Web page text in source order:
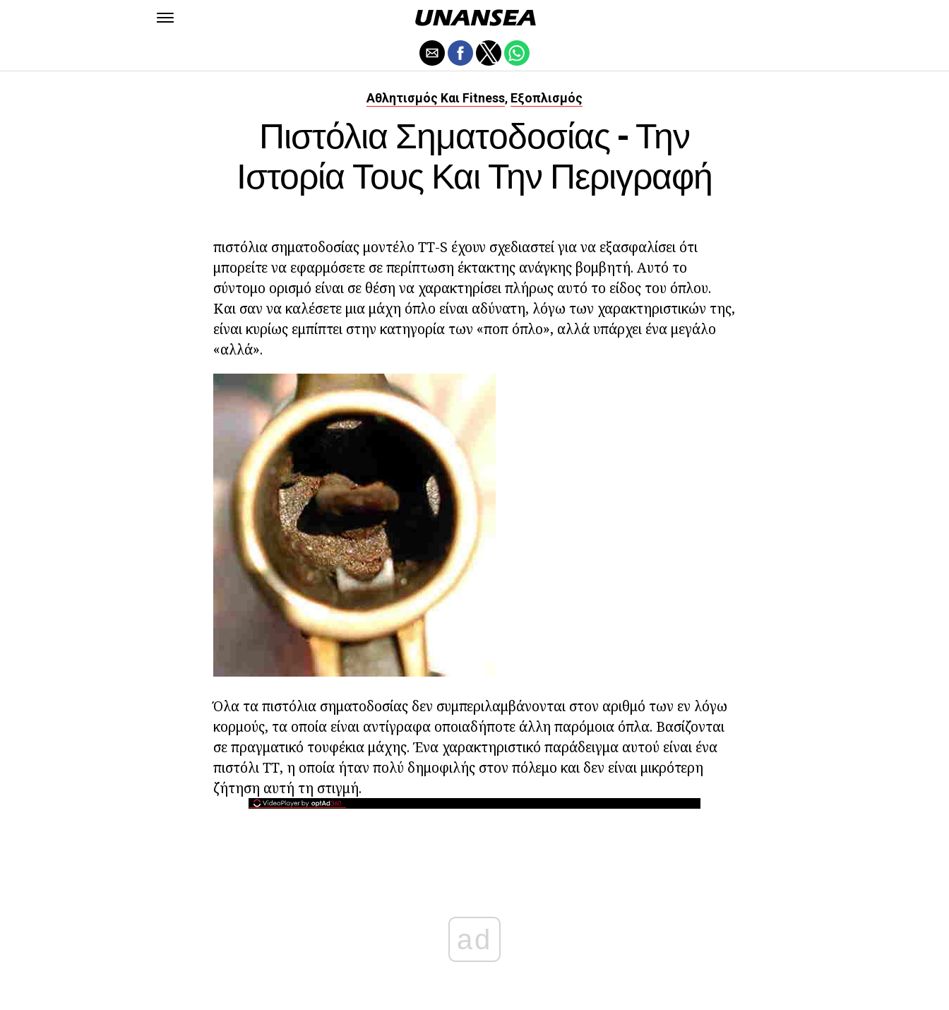
Αθλητισμός Και Fitness, Εξοπλισμός
Πιστόλια Σηματοδοσίας - Την
Ιστορία Τους Και Την Περιγραφή
πιστόλια σηματοδοσίας μοντέλο TT-S έχουν σχεδιαστεί για να εξασφαλίσει ότι
μπορείτε να εφαρμόσετε σε περίπτωση έκτακτης ανάγκης βομβητή. Αυτό το
σύντομο ορισμό είναι σε θέση να χαρακτηρίσει πλήρως αυτό το είδος του όπλου.
Και σαν να καλέσετε μια μάχη όπλο είναι αδύνατη, λόγω των χαρακτηριστικών της,
είναι κυρίως εμπίπτει στην κατηγορία των «ποπ όπλο», αλλά υπάρχει ένα μεγάλο
«αλλά».
Όλα τα πιστόλια σηματοδοσίας δεν συμπεριλαμβάνονται στον αριθμό των εν λόγω
κορμούς, τα οποία είναι αντίγραφα οποιαδήποτε άλλη παρόμοια όπλα. Βασίζονται
σε πραγματικό τουφέκια μάχης. Ένα χαρακτηριστικό παράδειγμα αυτού είναι ένα
πιστόλι ΤΤ, η οποία ήταν πολύ δημοφιλής στον πόλεμο και δεν είναι μικρότερη
ζήτηση αυτή τη στιγμή.
ad